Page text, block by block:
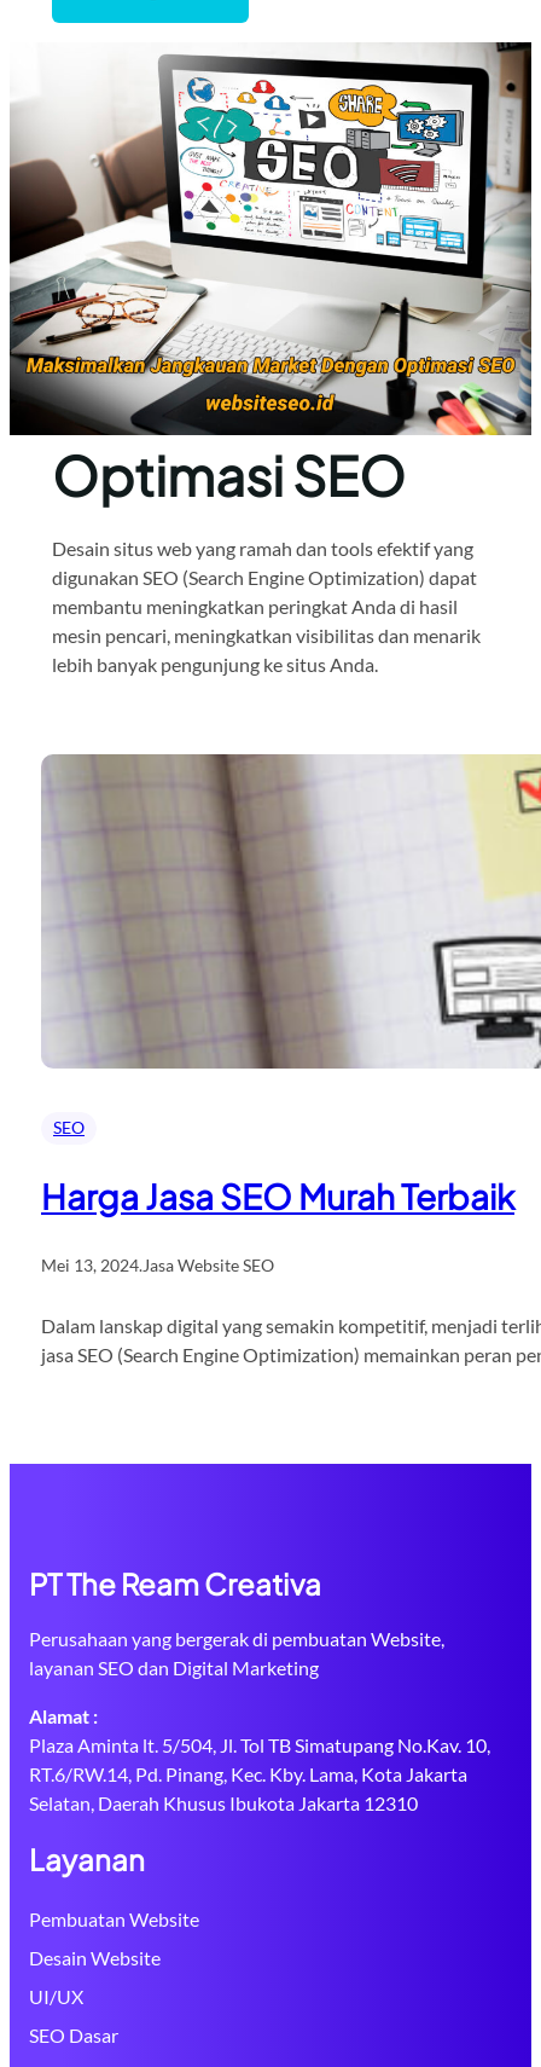
Optimasi SEO
Desain situs web yang ramah dan tools efektif yang
digunakan SEO (Search Engine Optimization) dapat
membantu meningkatkan peringkat Anda di hasil
mesin pencari, meningkatkan visibilitas dan menarik
lebih banyak pengunjung ke situs Anda.
SEO
Harga Jasa SEO Murah Terbaik
Mei 13, 2024.Jasa Website SEO
Dalam lanskap digital yang semakin kompetitif, menjadi
jasa SEO (Search Engine Optimization) memainkan peran
PT The Ream Creativa
Perusahaan yang bergerak di pembuatan Website,
layanan SEO dan Digital Marketing
Alamat :
Plaza Aminta lt. 5/504, Jl. Tol TB Simatupang No.Kav. 10,
RT.6/RW.14, Pd. Pinang, Kec. Kby. Lama, Kota Jakarta
Selatan, Daerah Khusus Ibukota Jakarta 12310
Layanan
Pembuatan Website
Desain Website
UI/UX
SEO Dasar